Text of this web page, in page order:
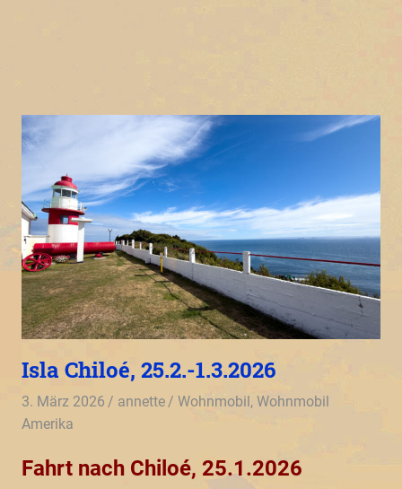
Isla Chiloé, 25.2.-1.3.2026
3. März 2026 annette Wohnmobil,Wohnmobil
Amerika
Fahrt nach Chiloé, 25.1.2026